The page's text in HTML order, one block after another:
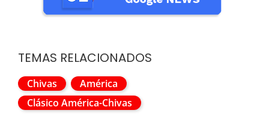
TEMAS RELACIONADOS
Chivas
América
Clásico América-Chivas